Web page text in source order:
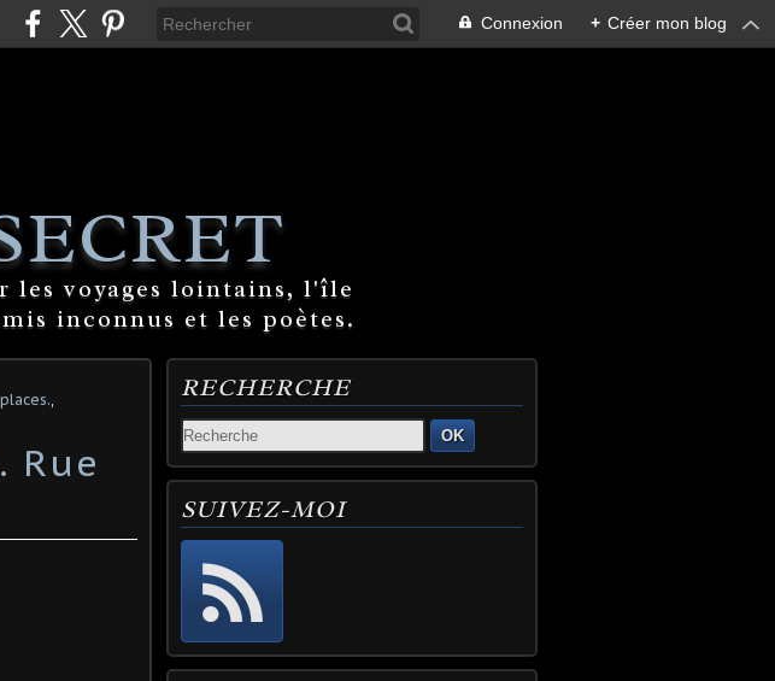
Connexion + Créer mon blog
les voyages lointains, l'île
inconnus et les poètes.
Rue
RECHERCHE
OK
SUIVEZ-MOI